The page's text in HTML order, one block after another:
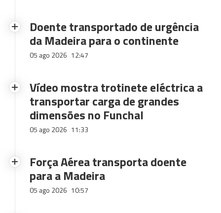
Doente transportado de urgência
da Madeira para o continente
05 ago 2026 12:47
Vídeo mostra trotinete eléctrica a
transportar carga de grandes
dimensões no Funchal
05 ago 2026 11:33
Força Aérea transporta doente
para a Madeira
05 ago 2026 10:57